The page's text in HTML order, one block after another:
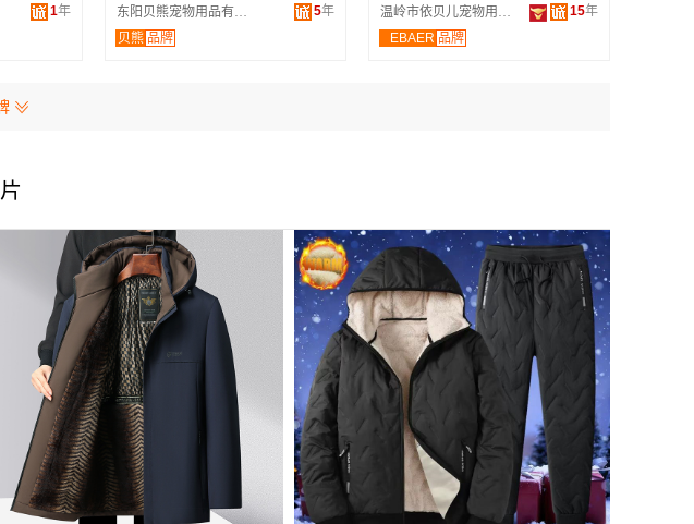
1年 东阳贝熊宠物用品有限公司 5年
贝熊 品牌
温岭市依贝儿宠物用品有限公司 15年
EBAER 品牌